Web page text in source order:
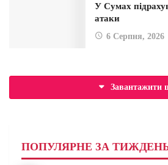
У Сумах
атаки
6 Серпня, 2026
Завантажити
ПОПУЛЯРНЕ ЗА